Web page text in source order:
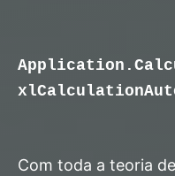
Com toda a teoria